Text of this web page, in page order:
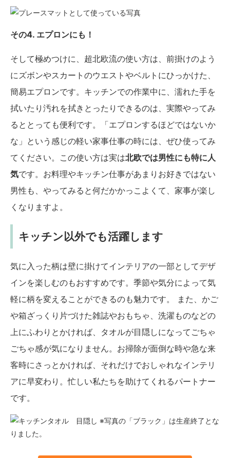
その4. エプロンにも！
そして極めつけに、超北欧流の使い方は、前掛けのよう
にズボンやスカートのウエストやベルトにひっかけた、
簡易エプロンです。キッチンでの作業中に、濡れた手を
拭いたり汚れを拭きとったりできるのは、実際やってみ
るととっても便利です。「エプロンするほどではないか
な」という感じの軽い家事仕事の時には、ぜひ使ってみ
てください。この使い方は実は北欧では男性にも特に人
気です。お料理やキッチン仕事があまりお好きではない
男性も、やってみると何だかかっこよくて、家事が楽し
くなりますよ。
キッチン以外でも活躍します
気に入った柄は壁に掛けてインテリアの一部としてデザ
インを楽しむのもおすすめです。季節や気分によって気
軽に柄を変えることができるのも魅力です。 また、かご
や箱ざっくり片づけた雑誌やおもちゃ、洗濯ものなどの
上にふわりとかければ、タオルが目隠しになってごちゃ
ごちゃ感が気になりません。お掃除が面倒な時や急な来
客時にさっとかければ、それだけでおしゃれなインテリ
アに早変わり。忙しい私たちを助けてくれるパートナー
です。
※写真の「ブラック」は生産終了とな
りました。